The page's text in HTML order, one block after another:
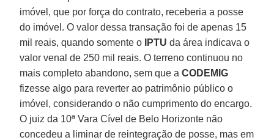
imóvel, que por força do contrato, receberia a posse
do imóvel. O valor dessa transação foi de apenas 15
mil reais, quando somente o
IPTU da área indicava o
valor venal de 250 mil reais. O terreno continuou no
mais completo abandono, sem que a CODEMIG
fizesse algo para reverter ao patrimônio público o
imóvel, considerando o não cumprimento do encargo.
O juiz da 10ª Vara Cível de Belo Horizonte não
concedeu a liminar de reintegração de posse, mas em